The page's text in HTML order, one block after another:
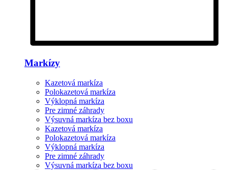
Markízy
Kazetová markíza
Polokazetová markíza
Výklopná markíza
Pre zimné záhrady
Výsuvná markíza bez boxu
Kazetová markíza
Polokazetová markíza
Výklopná markíza
Pre zimné záhrady
Výsuvná markíza bez boxu